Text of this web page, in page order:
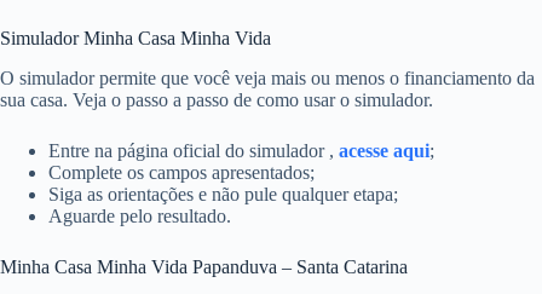
Simulador Minha Casa Minha Vida
O simulador permite que você veja mais ou menos o financiamento da
sua casa. Veja o passo a passo de como usar o simulador.
Entre na página oficial do simulador , acesse aqui;
Complete os campos apresentados;
Siga as orientações e não pule qualquer etapa;
Aguarde pelo resultado.
Minha Casa Minha Vida Papanduva – Santa Catarina